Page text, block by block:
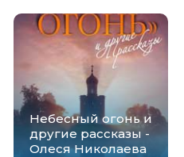
Небесный огонь и
другие рассказы -
Олеся Николаева